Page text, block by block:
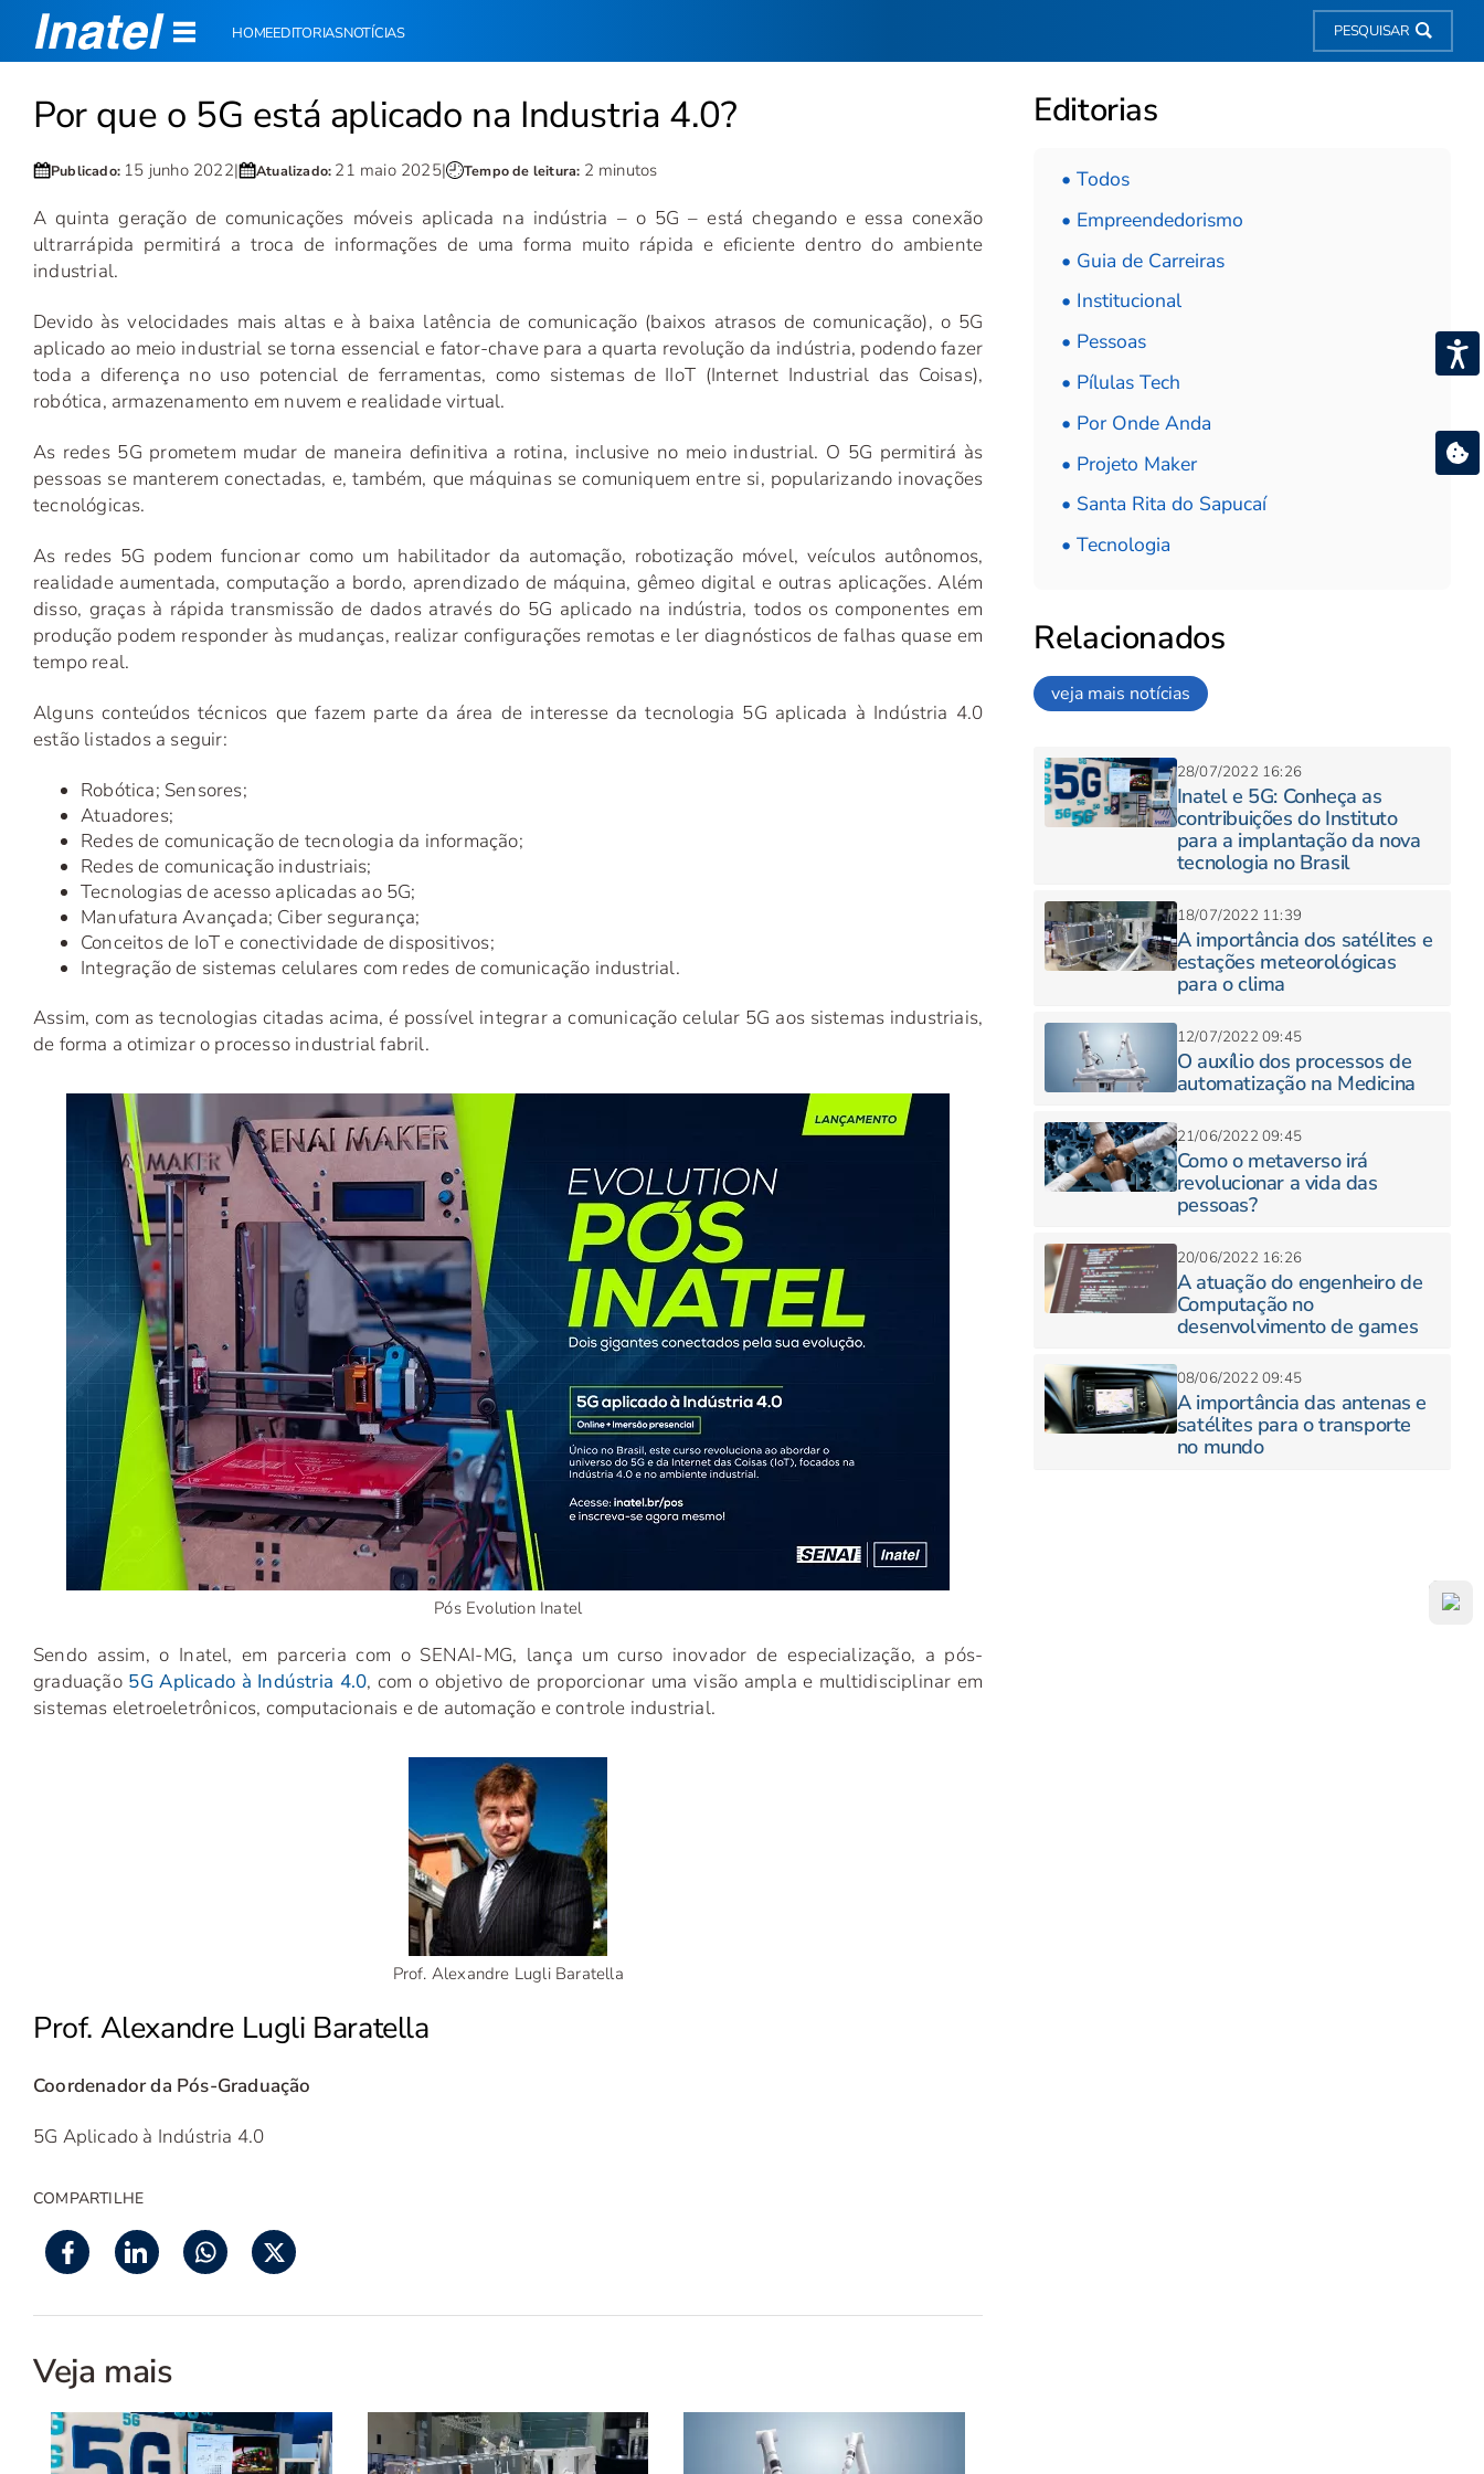
Por que o 5G está aplicado na Industria 4.0?
Publicado: 15 junho 2022| Atualizado: 21 maio 2025| Tempo de leitura: 2 minutos
A quinta geração de comunicações móveis aplicada na indústria – o 5G – está chegando e essa conexão
ultrarrápida permitirá a troca de informações de uma forma muito rápida e eficiente dentro do ambiente
industrial.
Devido às velocidades mais altas e à baixa latência de comunicação (baixos atrasos de comunicação), o 5G
aplicado ao meio industrial se torna essencial e fator-chave para a quarta revolução da indústria, podendo fazer
toda a diferença no uso potencial de ferramentas, como sistemas de IIoT (Internet Industrial das Coisas),
robótica, armazenamento em nuvem e realidade virtual.
As redes 5G prometem mudar de maneira definitiva a rotina, inclusive no meio industrial. O 5G permitirá às
pessoas se manterem conectadas, e, também, que máquinas se comuniquem entre si, popularizando inovações
tecnológicas.
As redes 5G podem funcionar como um habilitador da automação, robotização móvel, veículos autônomos,
realidade aumentada, computação a bordo, aprendizado de máquina, gêmeo digital e outras aplicações. Além
disso, graças à rápida transmissão de dados através do 5G aplicado na indústria, todos os componentes em
produção podem responder às mudanças, realizar configurações remotas e ler diagnósticos de falhas quase em
tempo real.
Alguns conteúdos técnicos que fazem parte da área de interesse da tecnologia 5G aplicada à Indústria 4.0
estão listados a seguir:
Robótica; Sensores;
Atuadores;
Redes de comunicação de tecnologia da informação;
Redes de comunicação industriais;
Tecnologias de acesso aplicadas ao 5G;
Manufatura Avançada; Ciber segurança;
Conceitos de IoT e conectividade de dispositivos;
Integração de sistemas celulares com redes de comunicação industrial.
Assim, com as tecnologias citadas acima, é possível integrar a comunicação celular 5G aos sistemas industriais,
de forma a otimizar o processo industrial fabril.
Pós Evolution Inatel
Sendo assim, o Inatel, em parceria com o SENAI-MG, lança um curso inovador de especialização, a pós-
graduação 5G Aplicado à Indústria 4.0, com o objetivo de proporcionar uma visão ampla e multidisciplinar em
sistemas eletroeletrônicos, computacionais e de automação e controle industrial.
Prof. Alexandre Lugli Baratella
Prof. Alexandre Lugli Baratella
Coordenador da Pós-Graduação
5G Aplicado à Indústria 4.0
COMPARTILHE
Veja mais
Editorias
• Todos
• Empreendedorismo
• Guia de Carreiras
• Institucional
• Pessoas
• Pílulas Tech
• Por Onde Anda
• Projeto Maker
• Santa Rita do Sapucaí
• Tecnologia
Relacionados
veja mais notícias
28/07/2022 16:26
Inatel e 5G: Conheça as
contribuições do Instituto
para a implantação da nova
tecnologia no Brasil
18/07/2022 11:39
A importância dos satélites e
estações meteorológicas
para o clima
12/07/2022 09:45
O auxílio dos processos de
automatização na Medicina
21/06/2022 09:45
Como o metaverso irá
revolucionar a vida das
pessoas?
20/06/2022 16:26
A atuação do engenheiro de
Computação no
desenvolvimento de games
08/06/2022 09:45
A importância das antenas e
satélites para o transporte
no mundo
HOMEEDITORIASNOTÍCIAS PESQUISAR